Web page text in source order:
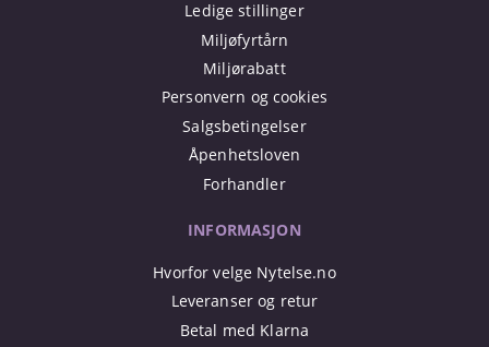
Ledige stillinger
Miljøfyrtårn
Miljørabatt
Personvern og cookies
Salgsbetingelser
Åpenhetsloven
Forhandler
INFORMASJON
Hvorfor velge Nytelse.no
Leveranser og retur
Betal med Klarna